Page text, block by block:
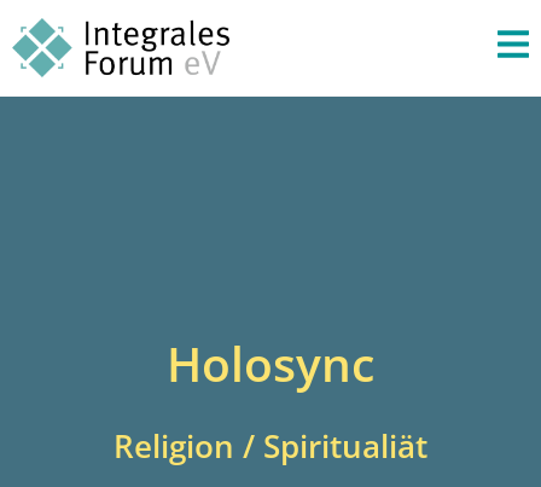
Holosync
Religion / Spiritualiät